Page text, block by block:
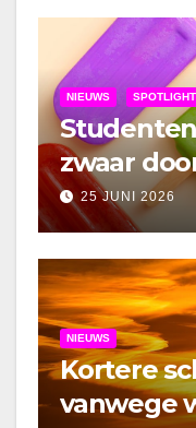
NIEUWS SPOTLIGHT
zwaar
25 JUNI 2026
NIEUWS
Kortere
vanwege